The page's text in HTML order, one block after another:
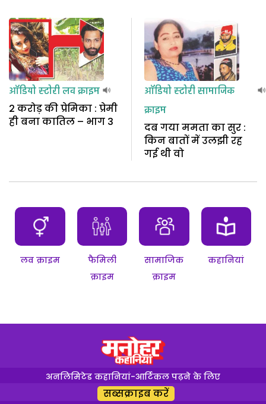
ऑडियो स्टोरीलव क्राइम
2 करोड़ की प्रेमिका : प्रेमी
ही बना कातिल – भाग 3
ऑडियो स्टोरीसामाजिक
क्राइम
दब गया ममता का सुर :
किन बातों में उलझी रह
गई थी वो
लव क्राइम
फैमिली
क्राइम
सामाजिक
क्राइम
कहानियां
अनलिमिटेड कहानियां-आर्टिकल पढ़ने के लिए
सब्सक्राइब करें